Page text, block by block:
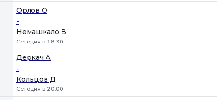
Орлов О
-
Немашкало В
Сегодня в 18:30
Деркач А
-
Кольцов Д
Сегодня в 20:00